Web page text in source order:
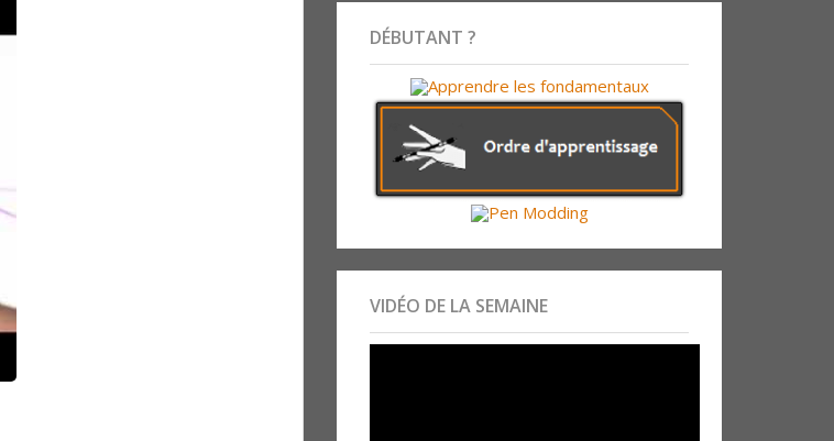
DÉBUTANT ?
VIDÉO DE LA SEMAINE